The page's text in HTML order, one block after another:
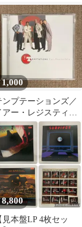
ズブレイド リスティ
定復刻版
1,000
ンプテーションズ／
アー・レジスティブ
8,800
見本盤LP 4枚セッ